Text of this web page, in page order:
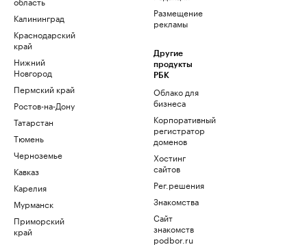
Калининград
Краснодарский
край
Нижний
Новгород
Пермский край
Ростов-на-Дону
Татарстан
Тюмень
Черноземье
Кавказ
Карелия
Мурманск
Приморский
край
Размещение
рекламы
Другие
продукты
РБК
Облако для
бизнеса
Корпоративный
регистратор
доменов
Хостинг
сайтов
Рег.решения
Знакомства
Сайт
знакомств
podbor.ru